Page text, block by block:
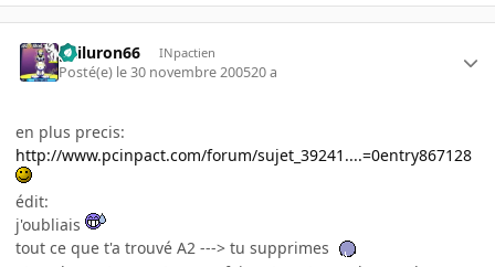
gailuron66 INpactien
Posté(e) le 30 novembre 200520 a
en plus precis:
http://www.pcinpact.com/forum/sujet_39241....=0entry867128
édit:
j'oubliais
tout ce que t'a trouvé A2 ---> tu supprimes